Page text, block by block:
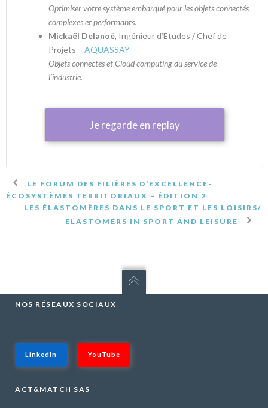
Optimiser votre système embarqué pour les objets connectés
complexes et performants.
Mickaël Delanoë, Ingénieur d’Etudes / Chef de
Projets – AQUASSAY
Objets connectés et Cloud computing au service de
l’industrie.
Je regarde en replay
LE FORUM DES FILIÈRES D’EXCELLENCE-
ÉCOSYSTÈMES TERRITORIAUX – ÉDITION 2
LES ÉLASTOMÈRES DANS LE SPORT ET LES LOISIRS/
ELASTOMERS IN SPORT AND LEISURE
NOS RÉSEAUX SOCIAUX
LinkedIn YouTube
ACT&MATCH SAS